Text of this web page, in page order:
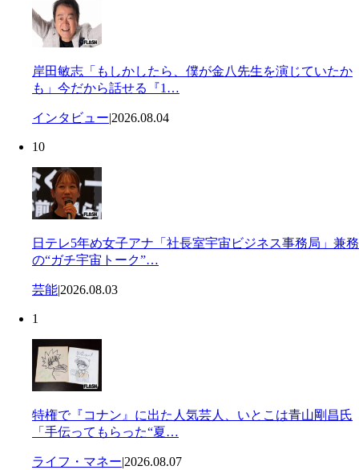
岸田敏志「もしかしたら、僕が金八先生を演じていたか
も」今だから話せる『1…
インタビュー|2026.08.04
10
日テレ5年め女子アナ「社長室宇宙ビジネス事務局」兼務
の“ガチ宇宙トーク”…
芸能|2026.08.03
1
特権で『コナン』に出た人気芸人、いとこは青山剛昌氏
「手伝ってもらった“夏…
ライフ・マネー|2026.08.07